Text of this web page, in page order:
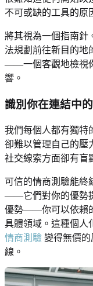
不可或缺的工具的原
將其視為一個指南針
法規劃前往新目的地
——一個客觀地檢視
響。
識別你在連結中
我們每個人都有獨特
卻難以管理自己的壓
社交線索方面卻有盲
可信的情商測驗能終
——它們對你的優勢
優勢——你可以依賴
具體領域。這種個人
情商測驗 變得無價
線。